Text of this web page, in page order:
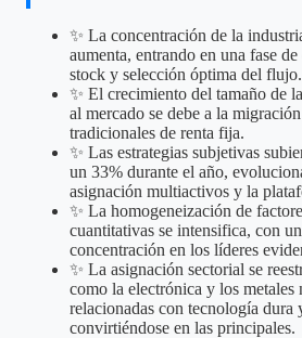
✨ La concentración de la
aumenta, entrando en una fase
stock y selección óptima del flujo.
✨ El crecimiento del tamaño de
al mercado se debe a la
tradicionales de renta fija.
✨ Las estrategias subjetivas
un 33% durante el año,
asignación multiactivos y la
✨ La homogeneización de
cuantitativas se intensifica, con
concentración en los líderes
✨ La asignación sectorial se
como la electrónica y los metales
relacionadas con tecnología dura
convirtiéndose en las principales.